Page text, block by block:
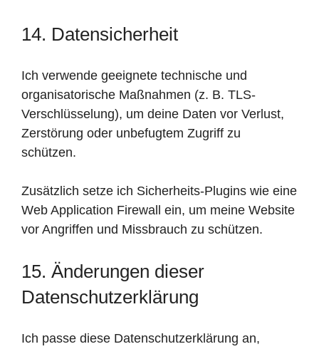
14. Datensicherheit
Ich verwende geeignete technische und
organisatorische Maßnahmen (z. B. TLS-
Verschlüsselung), um deine Daten vor Verlust,
Zerstörung oder unbefugtem Zugriff zu
schützen.
Zusätzlich setze ich Sicherheits-Plugins wie eine
Web Application Firewall ein, um meine Website
vor Angriffen und Missbrauch zu schützen.
15. Änderungen dieser
Datenschutzerklärung
Ich passe diese Datenschutzerklärung an,